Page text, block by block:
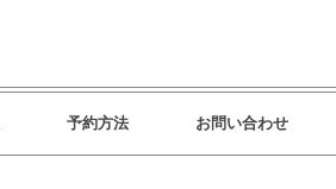
予約方法 お問い合わせ